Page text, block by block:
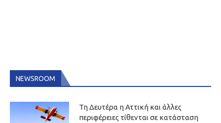
NEWSROOM
Τη Δευτέρα η Αττική και άλλες
περιφέρειες τίθενται σε κατάσταση